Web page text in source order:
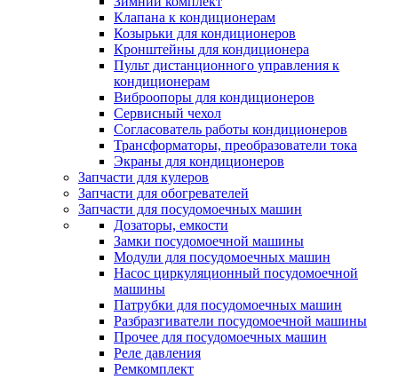
Клапана к кондиционерам
Козырьки для кондиционеров
Кронштейны для кондиционера
Пульт дистанционного управления к
кондиционерам
Виброопоры для кондиционеров
Сервисный чехол
Согласователь работы кондиционеров
Трансформаторы, преобразователи тока
Экраны для кондиционеров
Запчасти для кулеров
Запчасти для обогревателей
Запчасти для посудомоечных машин
Дозаторы, емкости
Замки посудомоечной машины
Модули для посудомоечных машин
Насос циркуляционный посудомоечной
машины
Патрубки для посудомоечных машин
Разбразгиватели посудомоечной машины
Прочее для посудомоечных машин
Реле давления
Ремкомплект